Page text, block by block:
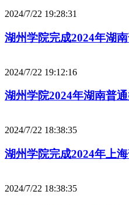
2024/7/22 19:28:31
湖州学院完成2024年湖
2024/7/22 19:12:16
湖州学院2024年湖南普
2024/7/22 18:38:35
湖州学院完成2024年上
2024/7/22 18:38:35